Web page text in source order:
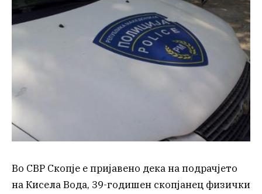
Во СВР Скопје е пријавено дека на подрачјето
на Кисела Вода, 39-годишен скопјанец физички